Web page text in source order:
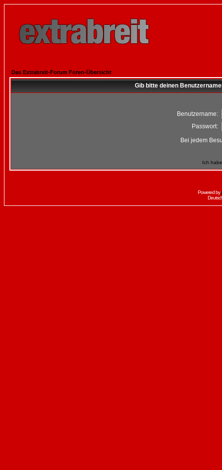
Das Extrabreit-Forum Foren-Übersicht
Gib bitte deinen
Benutzername:
Passwort:
Bei jedem
Ich
Powered by